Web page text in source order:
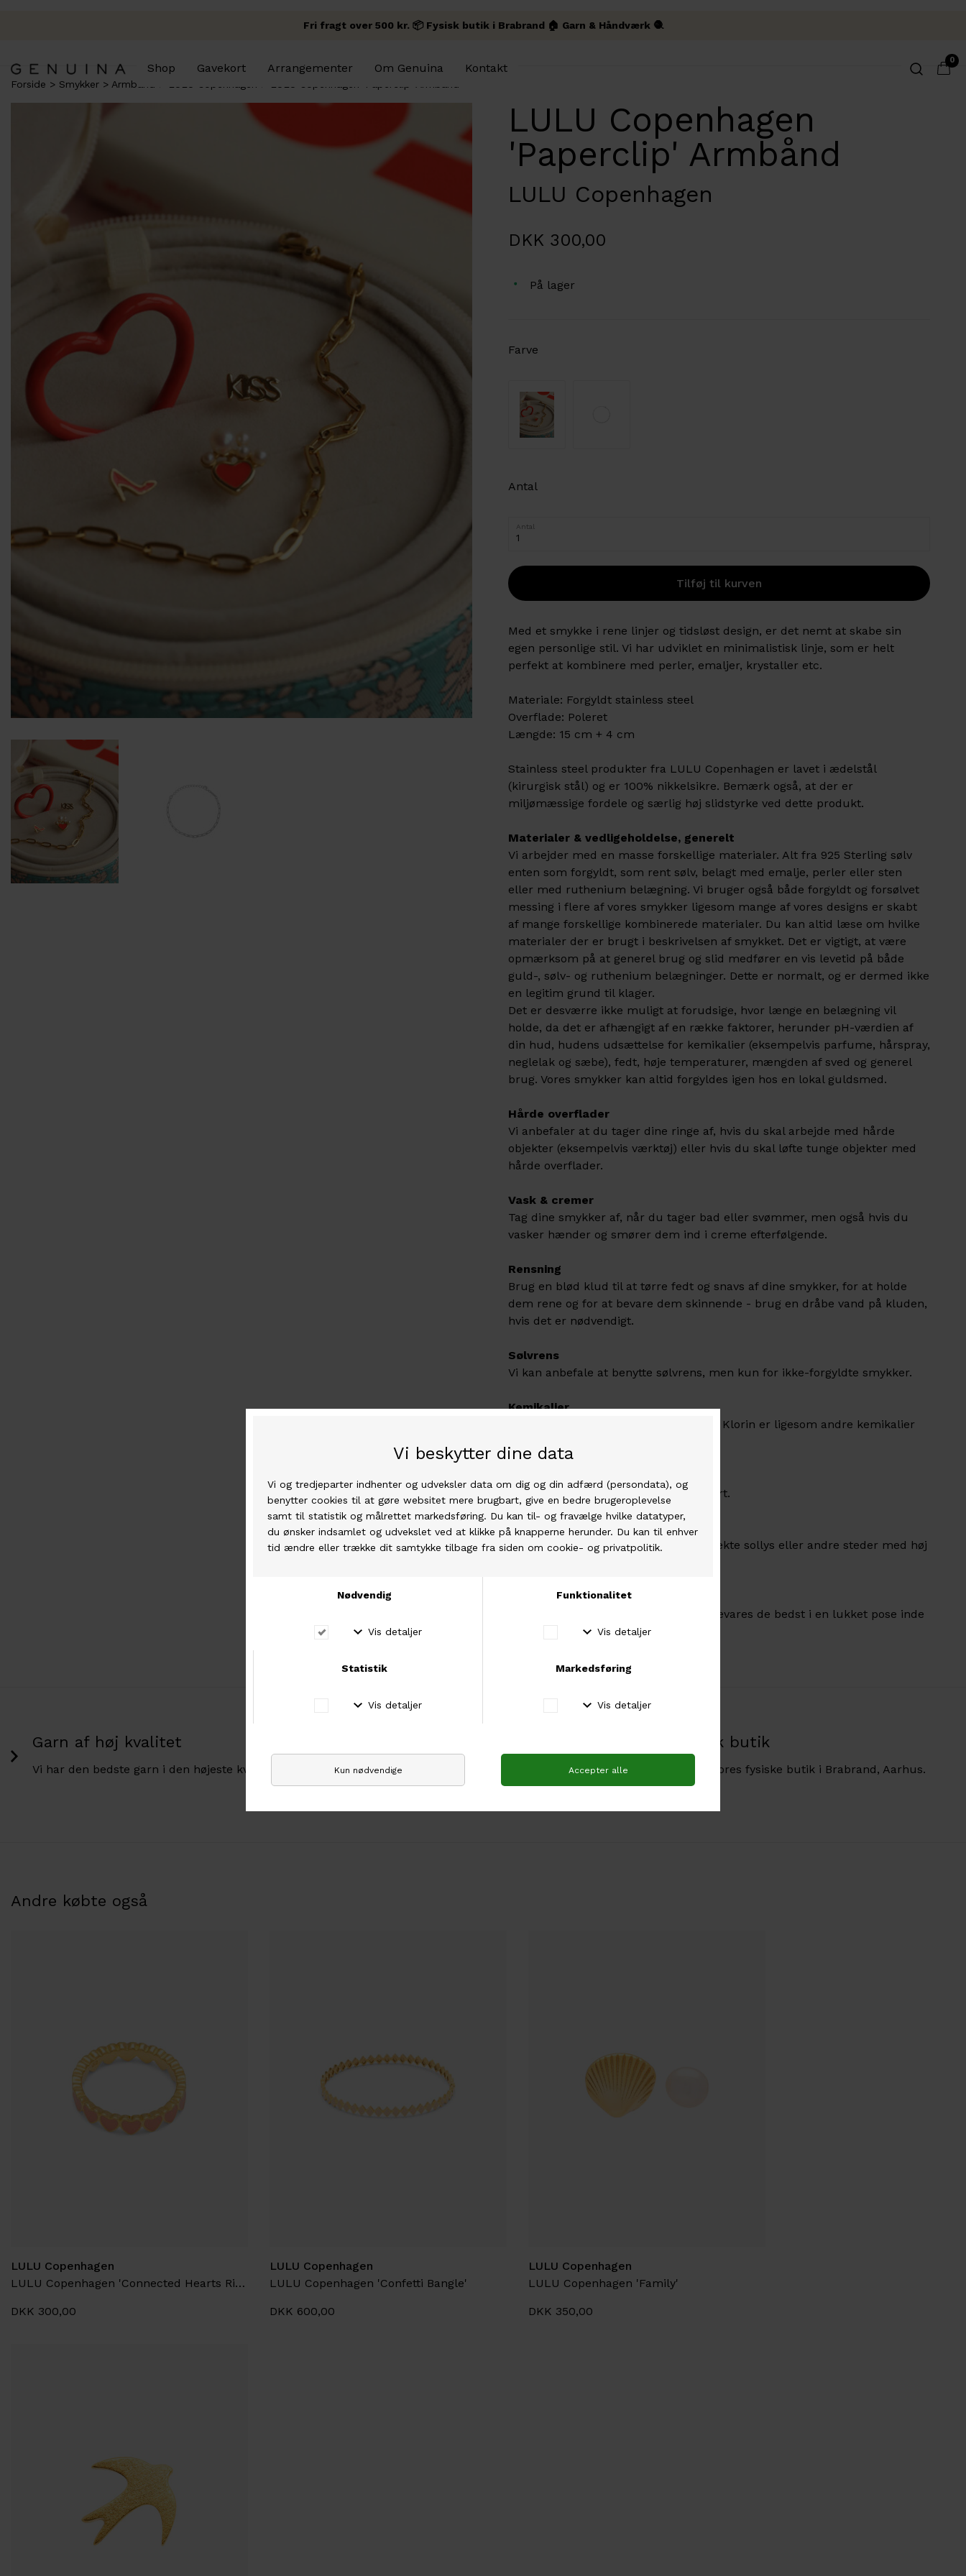
Fri fragt over 500 kr. 📦 Fysisk butik i Brabrand 🏠 Garn & Håndværk 🧶
Shop Gavekort Arrangementer Om Genuina Kontakt
0
Forside Smykker Armbånd
LULU Copenhagen
'Paperclip' Armbånd
LULU Copenhagen
DKK 300,00
På lager
Farve
Antal
Antal
Med et smykke i rene linjer og tidsløst design, er det nemt at skabe sin
egen personlige stil. Vi har udviklet en minimalistisk linje, som er helt
perfekt at kombinere med perler, emaljer, krystaller etc.
Materiale: Forgyldt stainless steel
Overflade: Poleret
Længde: 15 cm + 4 cm
Stainless steel produkter fra LULU Copenhagen er lavet i ædelstål
(kirurgisk stål) og er 100% nikkelsikre. Bemærk også, at der er
miljømæssige fordele og særlig høj slidstyrke ved dette produkt.
Materialer & vedligeholdelse, generelt
Vi arbejder med en masse forskellige materialer. Alt fra 925 Sterling sølv
enten som forgyldt, som rent sølv, belagt med emalje, perler eller sten
eller med ruthenium belægning. Vi bruger også både forgyldt og forsølvet
messing i flere af vores smykker ligesom mange af vores designs er skabt
af mange forskellige kombinerede materialer. Du kan altid læse om hvilke
materialer der er brugt i beskrivelsen af smykket. Det er vigtigt, at være
opmærksom på at generel brug og slid medfører en vis levetid på både
guld-, sølv- og ruthenium belægninger. Dette er normalt, og er dermed ikke
en legitim grund til klager.
Det er desværre ikke muligt at forudsige, hvor længe en belægning vil
holde, da det er afhængigt af en række faktorer, herunder pH-værdien af
din hud, hudens udsættelse for kemikalier (eksempelvis parfume, hårspray,
neglelak og sæbe), fedt, høje temperaturer, mængden af sved og generel
brug. Vores smykker kan altid forgyldes igen hos en lokal guldsmed.
Hårde overflader
Vi anbefaler at du tager dine ringe af, hvis du skal arbejde med hårde
objekter (eksempelvis værktøj) eller hvis du skal løfte tunge objekter med
hårde overflader.
Vask & cremer
Tag dine smykker af, når du tager bad eller svømmer, men også hvis du
vasker hænder og smører dem ind i creme efterfølgende.
Rensning
Brug en blød klud til at tørre fedt og snavs af dine smykker, for at holde
dem rene og for at bevare dem skinnende - brug en dråbe vand på kluden,
hvis det er nødvendigt.
Sølvrens
Vi kan anbefale at benytte sølvrens, men kun for ikke-forgyldte smykker.
Kemikalier
Tag dine smykke af inden du gør rent. Klorin er ligesom andre kemikalier
Tag dine smykke af når du dyrker sport.
Sollys & luftfugtighed
Undgå at opbevare dine smykker i direkte sollys eller andre steder med høj
Opbevaring
Når du ikke bruger dine smykker opbevares de bedst i en lukket pose inde
i smykkeæsken.
Garn af høj kvalitet
Vi har den bedste garn i den højeste kvalitet.
Hos os er der fri fragt ved køb for mere end 500
kr.
Fysisk butik
Besøg vores fysiske butik i Brabrand, Aarhus.
Andre købte også
LULU Copenhagen
LULU Copenhagen 'Connected Hearts Ring'
DKK 300,00
LULU Copenhagen
LULU Copenhagen 'Confetti Bangle'
DKK 600,00
LULU Copenhagen
LULU Copenhagen 'Family'
DKK 350,00